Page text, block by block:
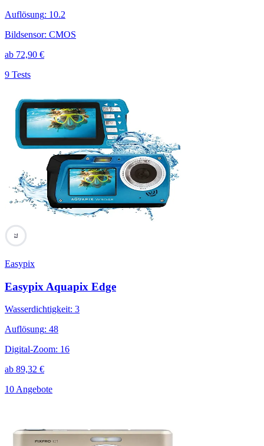
Auflösung: 10.2
Bildsensor: CMOS
ab 72,90 €
9 Tests
73
Easypix
Easypix Aquapix Edge
Wasserdichtigkeit: 3
Auflösung: 48
Digital-Zoom: 16
ab 89,32 €
10 Angebote